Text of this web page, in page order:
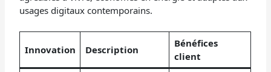
usages digitaux contemporains.
Innovation Description
Bénéfices
client